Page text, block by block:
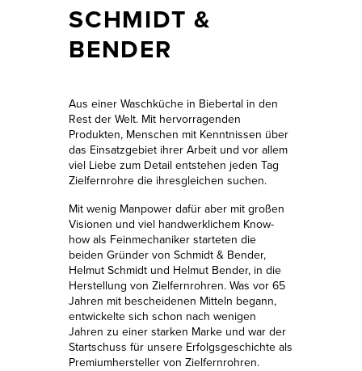
SCHMIDT &
BENDER
Aus einer Waschküche in Biebertal in den
Rest der Welt. Mit hervorragenden
Produkten, Menschen mit Kenntnissen über
das Einsatzgebiet ihrer Arbeit und vor allem
viel Liebe zum Detail entstehen jeden Tag
Zielfernrohre die ihresgleichen suchen.
Mit wenig Manpower dafür aber mit großen
Visionen und viel handwerklichem Know-
how als Feinmechaniker starteten die
beiden Gründer von Schmidt & Bender,
Helmut Schmidt und Helmut Bender, in die
Herstellung von Zielfernrohren. Was vor 65
Jahren mit bescheidenen Mitteln begann,
entwickelte sich schon nach wenigen
Jahren zu einer starken Marke und war der
Startschuss für unsere Erfolgsgeschichte als
Premiumhersteller von Zielfernrohren.